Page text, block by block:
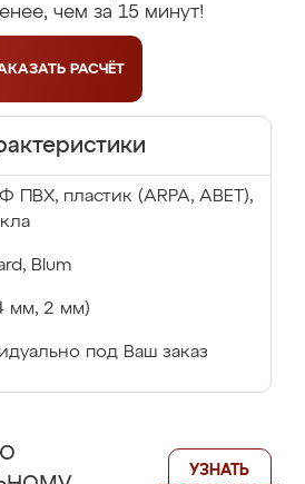
чем за 15 минут!
РАСЧЁТ
пластик (ARPA, ABET),
Blum
мм, 2 мм)
под Ваш заказ
УЗНАТЬ